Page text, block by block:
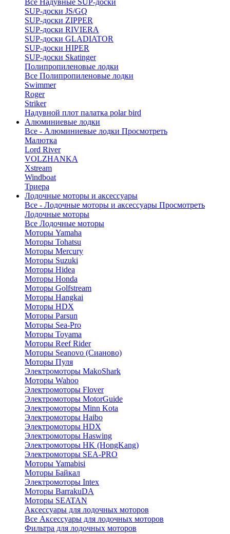
Все Надувные SUP-доски
SUP-доски JS/GQ
SUP-доски ZIPPER
SUP-доски RIVIERA
SUP-доски GLADIATOR
SUP-доски HIPER
SUP-доски Skatinger
Полипропиленовые лодки
Все Полипропиленовые лодки
Swimmer
Roger
Striker
Надувной плот палатка polar bird
Алюминиевые лодки
Все - Алюминиевые лодки Просмотреть
Малютка
Lord River
VOLZHANKA
Xstream
Windboat
Триера
Лодочные моторы и аксессуары
Все - Лодочные моторы и аксессуары Просмотреть
Лодочные моторы
Все Лодочные моторы
Моторы Yamaha
Моторы Tohatsu
Моторы Mercury
Моторы Suzuki
Моторы Hidea
Моторы Honda
Моторы Golfstream
Моторы Hangkai
Моторы HDX
Моторы Parsun
Моторы Sea-Pro
Моторы Toyama
Моторы Reef Rider
Моторы Seanovo (Сианово)
Моторы Пуля
Электромоторы MakoShark
Моторы Wahoo
Электромоторы Flover
Электромоторы MotorGuide
Электромоторы Minn Kota
Электромоторы Haibo
Электромоторы HDX
Электромоторы Haswing
Электромоторы HK (HongKang)
Электромоторы SEA-PRO
Моторы Yamabisi
Моторы Байкал
Электромоторы Intex
Моторы BarrakuDA
Моторы SEATAN
Аксессуары для лодочных моторов
Все Аксессуары для лодочных моторов
Фильтра для лодочных моторов